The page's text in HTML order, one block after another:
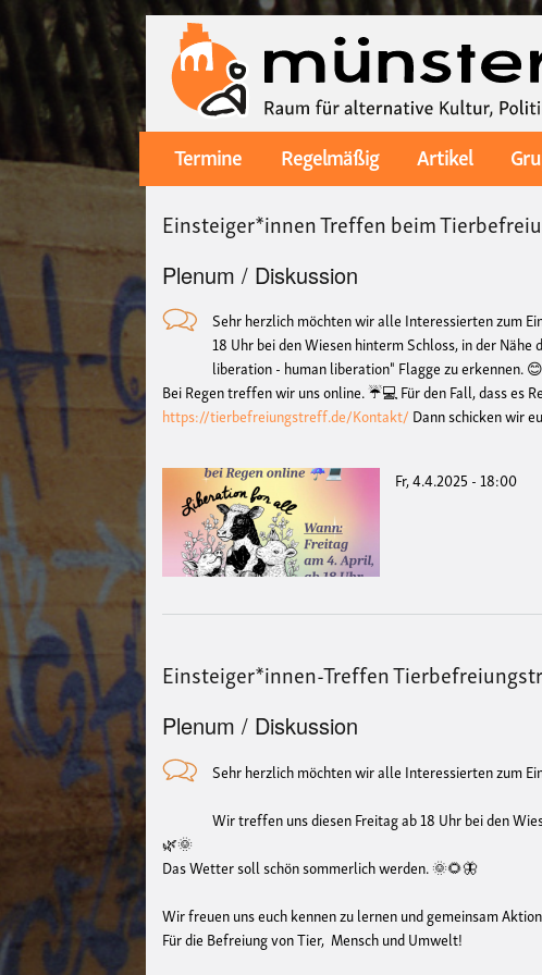
Main
navigation
Termine Regelmäßig Artikel
Einsteiger*innen Treffen beim
Plenum / Diskussion
Sehr herzlich möchten wir alle Interessierten zum
18 Uhr bei den Wiesen hinterm Schloss, in der
liberation - human liberation" Flagge zu erkennen.
Bei Regen treffen wir uns online. ☔💻 Für den Fall, dass es
https://tierbefreiungstreff.de/Kontakt/ Dann schicken wir
Fr, 4.4.2025 - 18:00
Einsteiger*innen-Treffen
Plenum / Diskussion
Sehr herzlich möchten wir alle Interessierten zum
Wir treffen uns diesen Freitag ab 18 Uhr bei den
🌿🌞
Das Wetter soll schön sommerlich werden. 🌞🌻🦋
Wir freuen uns euch kennen zu lernen und gemeinsam
Für die Befreiung von Tier, Mensch und Umwelt!